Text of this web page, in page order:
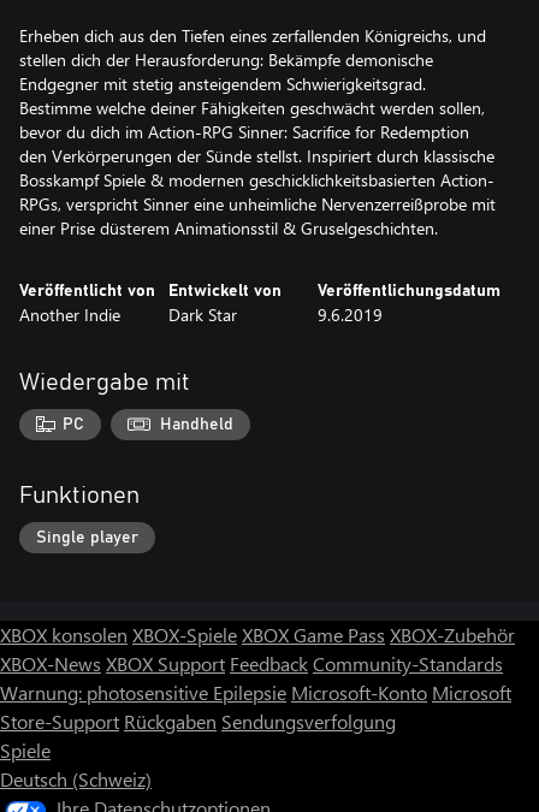
Erheben dich aus den Tiefen eines zerfallenden Königreichs, und
stellen dich der Herausforderung: Bekämpfe demonische
Endgegner mit stetig ansteigendem Schwierigkeitsgrad.
Bestimme welche deiner Fähigkeiten geschwächt werden sollen,
bevor du dich im Action-RPG Sinner: Sacrifice for Redemption
den Verkörperungen der Sünde stellst. Inspiriert durch klassische
Bosskampf Spiele & modernen geschicklichkeitsbasierten Action-
RPGs, verspricht Sinner eine unheimliche Nervenzerreißprobe mit
einer Prise düsterem Animationsstil & Gruselgeschichten.
Veröffentlicht von
Another Indie
Entwickelt von
Dark Star
Veröffentlichungsdatum
9.6.2019
Wiedergabe mit
PC Handheld
Funktionen
Single player
XBOX konsolen XBOX-SpieleXBOX Game Pass XBOX-Zubehör
XBOX-News XBOX Support FeedbackCommunity-Standards
Warnung: photosensitive Epilepsie Microsoft-Konto Microsoft
Store-Support Rückgaben Sendungsverfolgung
Spiele
Deutsch (Schweiz)